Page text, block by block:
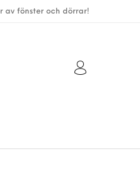
av fönster och dörrar!